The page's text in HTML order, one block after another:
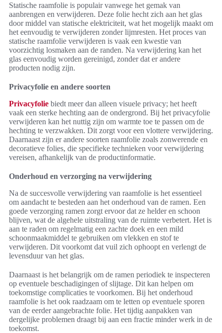
Statische raamfolie is populair vanwege het gemak van
aanbrengen en verwijderen. Deze folie hecht zich aan het glas
door middel van statische elektriciteit, wat het mogelijk maakt om
het eenvoudig te verwijderen zonder lijmresten. Het proces van
statische raamfolie verwijderen is vaak een kwestie van
voorzichtig losmaken aan de randen. Na verwijdering kan het
glas eenvoudig worden gereinigd, zonder dat er andere
producten nodig zijn.
Privacyfolie en andere soorten
Privacyfolie biedt meer dan alleen visuele privacy; het heeft
vaak een sterke hechting aan de ondergrond. Bij het privacyfolie
verwijderen kan het nuttig zijn om warmte toe te passen om de
hechting te verzwakken. Dit zorgt voor een vlottere verwijdering.
Daarnaast zijn er andere soorten raamfolie zoals zonwerende en
decoratieve folies, die specifieke technieken voor verwijdering
vereisen, afhankelijk van de productinformatie.
Onderhoud en verzorging na verwijdering
Na de succesvolle verwijdering van raamfolie is het essentieel
om aandacht te besteden aan het onderhoud van de ramen. Een
goede verzorging ramen zorgt ervoor dat ze helder en schoon
blijven, wat de algehele uitstraling van de ruimte verbetert. Het is
aan te raden om regelmatig een zachte doek en een mild
schoonmaakmiddel te gebruiken om vlekken en stof te
verwijderen. Dit voorkomt dat vuil zich ophoopt en verlengt de
levensduur van het glas.
Daarnaast is het belangrijk om de ramen periodiek te inspecteren
op eventuele beschadigingen of slijtage. Dit kan helpen om
toekomstige complicaties te voorkomen. Bij het onderhoud
raamfolie is het ook raadzaam om te letten op eventuele sporen
van de eerder aangebrachte folie. Het tijdig aanpakken van
dergelijke problemen draagt bij aan een fractie minder werk in de
toekomst.